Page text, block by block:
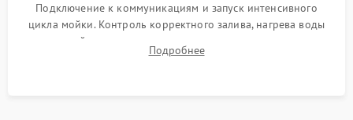
Подключение к коммуникациям и запуск интенсивного
цикла мойки. Контроль корректного залива, нагрева воды
до нужной температуры, отсутствия посторонних шумов,
штатного слива и абсолютной сухости в поддоне.
Подробнее